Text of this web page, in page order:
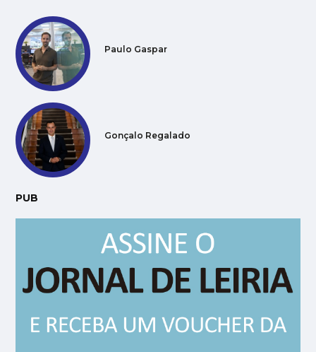
Paulo Gaspar
Gonçalo Regalado
PUB